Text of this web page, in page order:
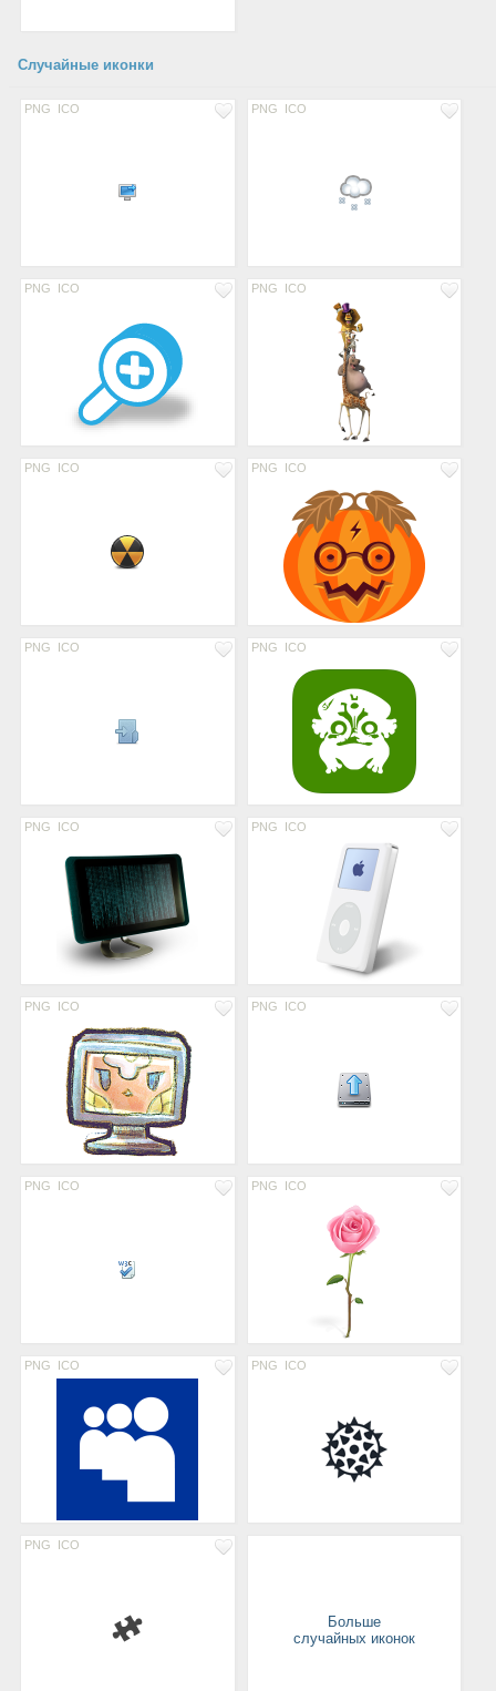
Случайные иконки
PNG ICO PNG ICO
PNG ICO PNG ICO
PNG ICO PNG ICO
PNG ICO PNG ICO
PNG ICO PNG ICO
PNG ICO PNG ICO
PNG ICO PNG ICO
PNG ICO PNG ICO
PNG ICO
Больше
случайных иконок